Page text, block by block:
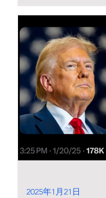
2025年1月21日